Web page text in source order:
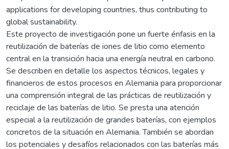
applications for developing countries, thus contributing to
global sustainability.
Este proyecto de investigación pone un fuerte énfasis en la
reutilización de baterías de iones de litio como elemento
central en la transición hacia una energía neutral en carbono.
Se describen en detalle los aspectos técnicos, legales y
financieros de estos procesos en Alemania para proporcionar
una comprensión integral de las prácticas de reutilización y
reciclaje de las baterías de litio. Se presta una atención
especial a la reutilización de grandes baterías, con ejemplos
concretos de la situación en Alemania. También se abordan
los potenciales y desafíos relacionados con las baterías más